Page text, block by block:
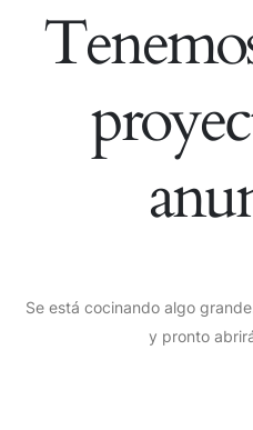
Se está cocinando algo
y pronto